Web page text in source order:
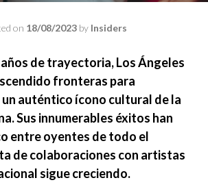
on 18/08/2023by Insiders
años de trayectoria, Los Ángeles
fronteras para
auténtico ícono cultural de la
Sus innumerables éxitos han
entre oyentes de todo el
de colaboraciones con artistas
sigue creciendo.